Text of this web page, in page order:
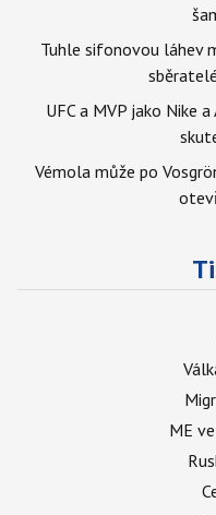
Tuhle sifonovou láhev
UFC a MVP jako Nike
Vémola může po
ME